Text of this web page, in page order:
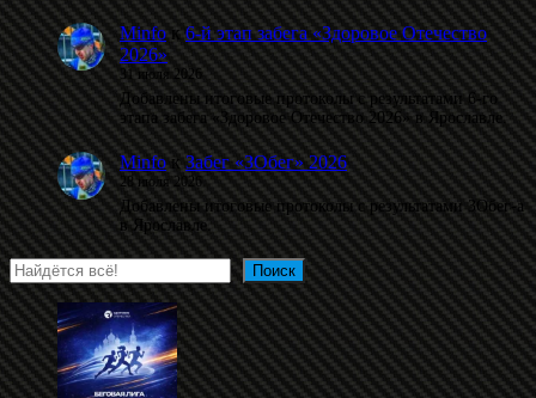
Minfoк6-й этап забега «Здоровое Отечество
2026»
31 июля 2026
Добавлены итоговые протоколы с результатами 6-го
этапа забега «Здоровое Отечество 2026» в Ярославле.
MinfoкЗабег «ЗОбег» 2026
28 июля 2026
Добавлены итоговые протоколы с результатами ЗОбег-а
в Ярославле.
Поиск Поиск